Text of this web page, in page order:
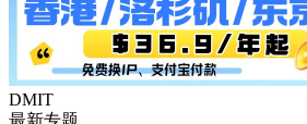
DMIT
最新专题